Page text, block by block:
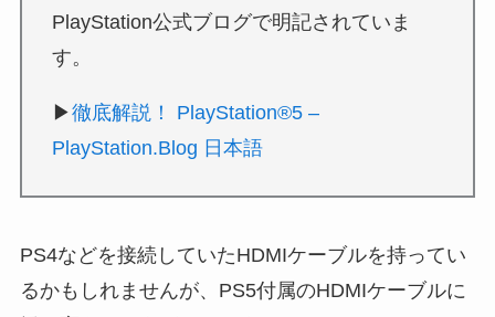
PlayStation公式ブログで明記されていま
す。
▶徹底解説！ PlayStation®5 –
PlayStation.Blog 日本語
PS4などを接続していたHDMIケーブルを持ってい
るかもしれませんが、PS5付属のHDMIケーブルに